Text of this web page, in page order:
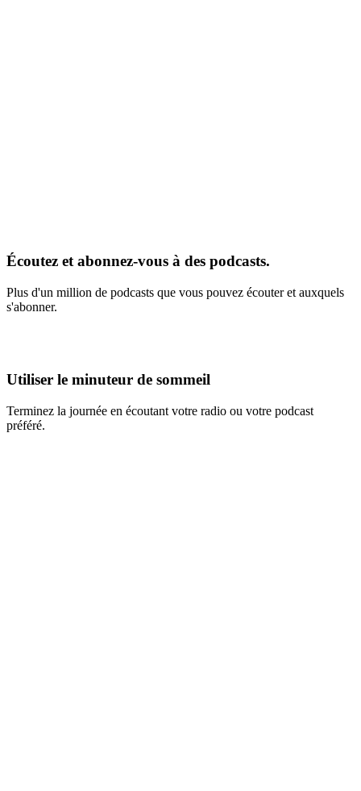
Écoutez et abonnez-vous à des podcasts.
Plus d'un million de podcasts que vous pouvez écouter et auxquels
s'abonner.
Utiliser le minuteur de sommeil
Terminez la journée en écoutant votre radio ou votre podcast
préféré.